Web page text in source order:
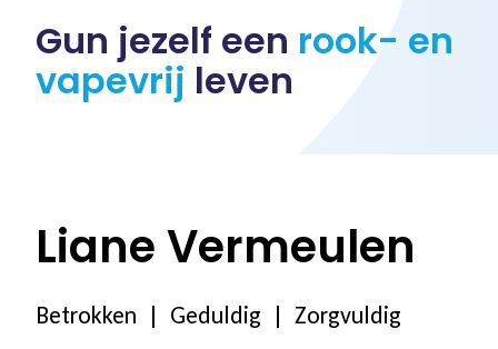
Heb je een klacht?
Ons programma
Stoppen met roken
Gun jezelf een rook- en
vapevrij leven
Liane Vermeulen
Betrokken | Geduldig | Zorgvuldig